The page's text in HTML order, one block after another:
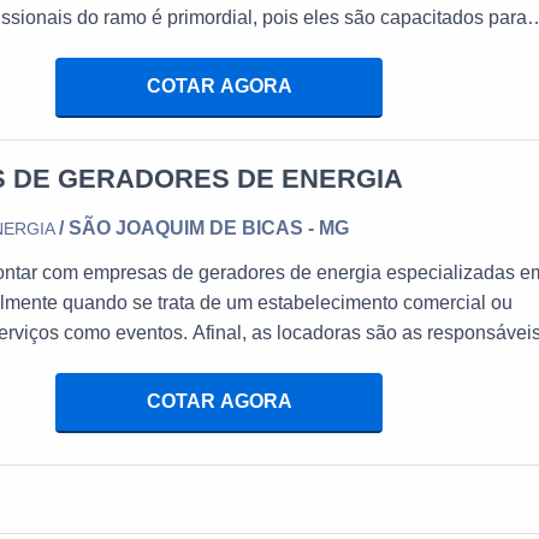
do ramo é primordial, pois eles são capacitados para
a diesel exercem um importante papel em diversos setores
que não podem so
COTAR AGORA
DE GERADORES DE ENERGIA
/ SÃO JOAQUIM DE BICAS - MG
com empresas de geradores de energia especializadas
quando se trata de um estabelecimento comercial ou
como eventos. Afinal, as locadoras são as
segmentos.O EQUIPAMENTO É EMPREGADO EM
COTAR AGORA